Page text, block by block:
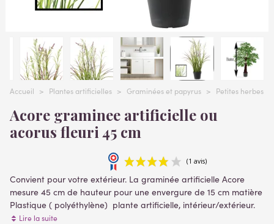
Accueil > Plantes artificielles > Graminées et papyrus > Petites herbes
Acore graminee artificielle ou
acorus fleuri 45 cm
Convient pour votre extérieur. La graminée artificielle Acore
mesure 45 cm de hauteur pour une envergure de 15 cm matière
Plastique ( polyéthylène) plante artificielle, intérieur/extérieur.
Livrée dans un support plastique destiné à maintenir le végétal.
Lire la suite